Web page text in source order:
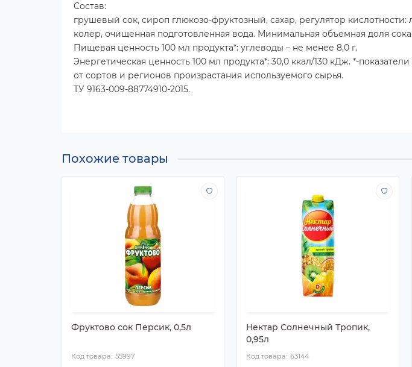
Состав:
грушевый сок, сироп глюкозо-фруктозный, сахар, регулятор
колер, очищенная подготовленная вода. Минимальная объемная доля сока
Пищевая ценность 100 мл продукта*: углеводы – не менее 8,0 г.
Энергетическая ценность 100 мл продукта*: 30,0 ккал/130 кДж. *-
от сортов и регионов произрастания используемого сырья.
ТУ 9163-009-88774910-2015.
Похожие товары
Фруктово сок Персик, 0,5л
55997
Нектар Солнечный Тропик,
0,95л
63144